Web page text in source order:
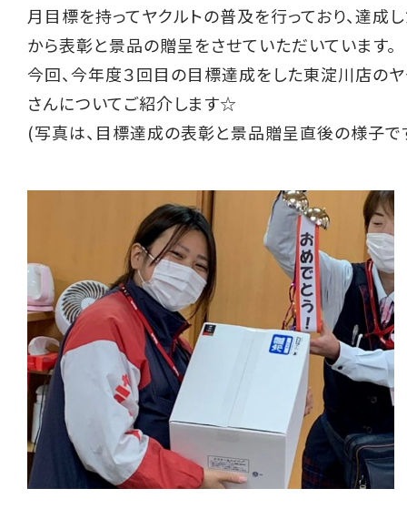
月目標を持ってヤクルトの普及を行っており、達成
から表彰と景品の贈呈をさせていただいています。
今回、今年度３回目の目標達成をした東淀川店のヤ
さんについてご紹介します☆
(写真は、目標達成の表彰と景品贈呈直後の様子で